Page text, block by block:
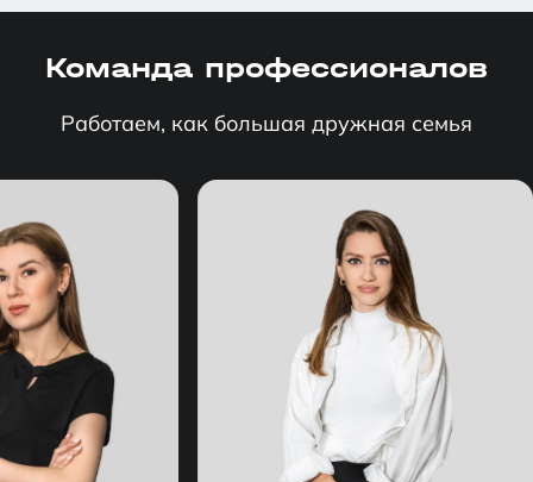
Команда профессионалов
Работаем, как большая дружная семья